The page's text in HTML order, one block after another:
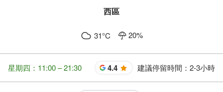
西區
31°C 20%
星期四：11:00 – 21:30 4.4 星 建議停留時間： 2-3小時